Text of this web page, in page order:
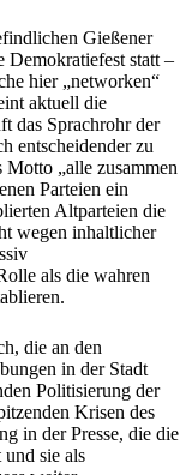
Gießener
Demokratiefest statt –
hier „networken“
aktuell die
das Sprachrohr der
entscheidender zu
„alle zusammen
Parteien ein
Altparteien die
wegen inhaltlicher
als die wahren
die an den
in der Stadt
Politisierung der
Krisen des
in der Presse, die die
und sie als